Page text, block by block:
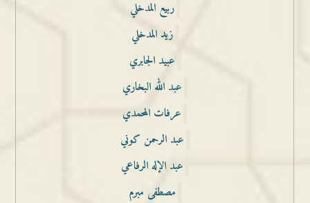
ربيع المدخلي
زيد المدخلي
عبيد الجابري
عبد الله البخاري
عرفات المحمدي
عبد الرحمن كوني
عبد الإله الرفاعي
مصطفى مبرم